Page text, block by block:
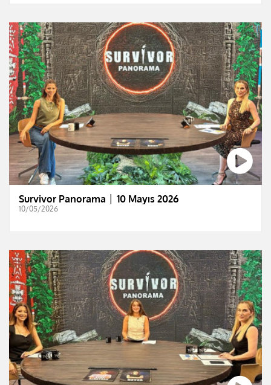
Survivor Panorama │ 10 Mayıs 2026
10/05/2026